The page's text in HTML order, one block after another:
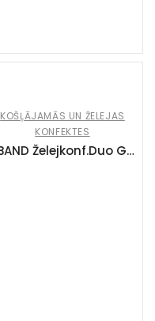
KOŠĻĀJAMĀS UN ŽELEJAS
KONFEKTES
R.BAND Želejkonf.Duo Gummies Sweet&Sour (10*215g)